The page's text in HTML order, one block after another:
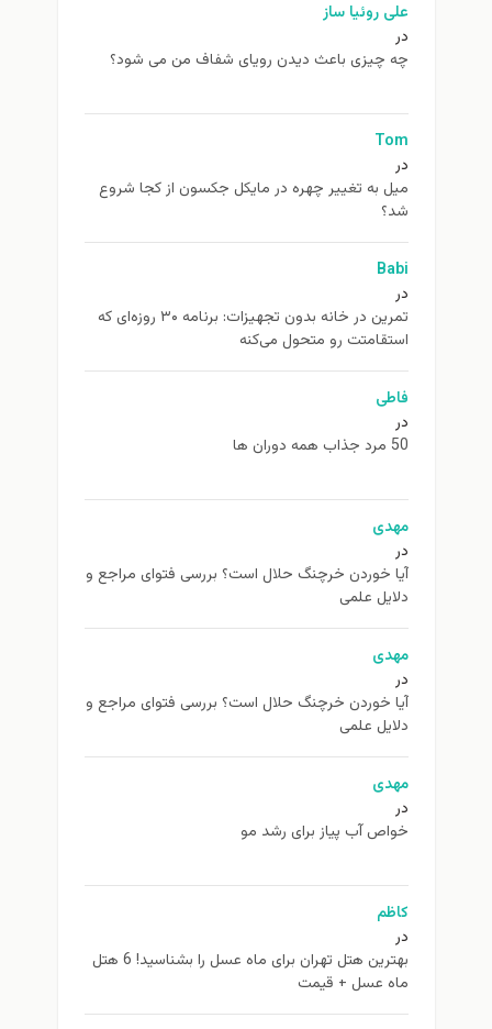
علی روئیا ساز
در
چه چیزی باعث دیدن رویای شفاف من می شود؟
Tom
در
ميل به تغيير چهره در مایکل جکسون از كجا شروع
شد؟
Babi
در
تمرین در خانه بدون تجهیزات: برنامه ۳۰ روزه‌ای که
استقامتت رو متحول می‌کنه
فاطی
در
50 مرد جذاب همه دوران ها
مهدی
در
آیا خوردن خرچنگ حلال است؟ بررسی فتوای مراجع و
دلایل علمی
مهدی
در
آیا خوردن خرچنگ حلال است؟ بررسی فتوای مراجع و
دلایل علمی
مهدی
در
خواص آب پیاز برای رشد مو
کاظم
در
بهترین هتل تهران برای ماه عسل را بشناسید! 6 هتل
ماه عسل + قیمت